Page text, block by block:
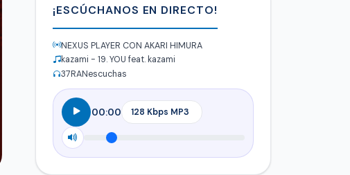
¡ESCÚCHANOS EN DIRECTO!
NEXUS PLAYER CON AKARI HIMURA
kazami - 19. YOU feat. kazami
37RANescuchas
00:00